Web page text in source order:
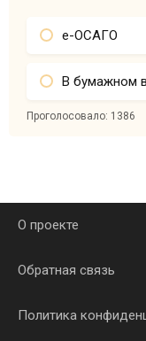
е-ОСАГО
В бумажном
Проголосовало: 1386
О проекте
Обратная связь
Политика